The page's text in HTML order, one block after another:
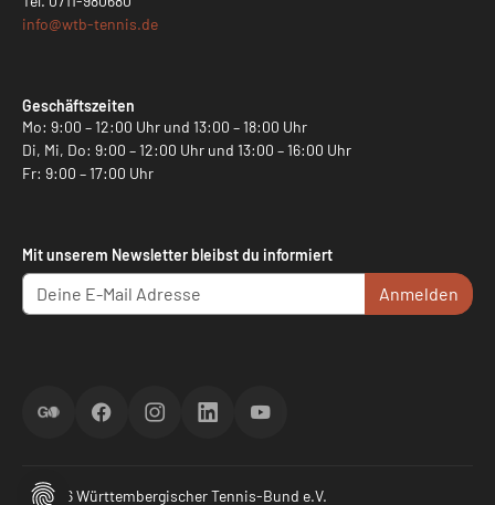
info@wtb-tennis.de
Geschäftszeiten
Mo: 9:00 – 12:00 Uhr und 13:00 – 18:00 Uhr
Di, Mi, Do: 9:00 – 12:00 Uhr und 13:00 – 16:00 Uhr
Fr: 9:00 – 17:00 Uhr
Mit unserem Newsletter bleibst du informiert
Anmelden
ScoreGOFacebookInstagramLinkedInYouTube
© 2026 Württembergischer Tennis-Bund e.V.